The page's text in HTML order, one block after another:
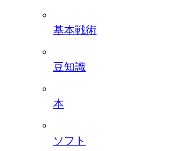
基本戦術
豆知識
本
ソフト